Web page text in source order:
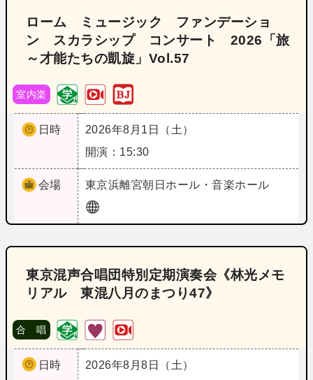
ローム ミュージック ファンデーショ
ン スカラシップ コンサート 2026「旅
～才能たちの凱旋」Vol.57
室内楽
日時
2026年8月1日（土）
開演：15:30
会場 東京浜離宮朝日ホール・音楽ホール
東京混声合唱団特別定期演奏会《林光メモ
リアル 東混八月のまつり47》
合 唱
日時
2026年8月8日（土）